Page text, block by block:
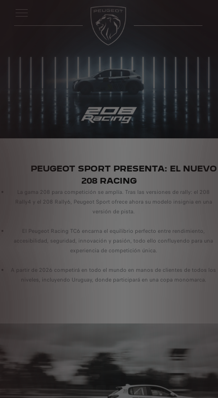
PEUGEOT SPORT PRESENTA: EL NUEVO
208 RACING
La gama 208 para competición se amplía. Tras las versiones de rally: el 208
Rally4 y el 208 Rally6, Peugeot Sport ofrece ahora su modelo insignia en una
versión de pista.
El Peugeot Racing TC6 encarna el equilibrio perfecto entre rendimiento,
accesibilidad, seguridad, innovación y pasión, todo ello confluyendo para una
experiencia de competición única.
A partir de 2026 competirá en todo el mundo en manos de clientes de todos los
niveles, incluyendo Uruguay, donde participará en una copa monomarca.